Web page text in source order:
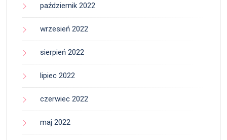
październik 2022
wrzesień 2022
sierpień 2022
lipiec 2022
czerwiec 2022
maj 2022